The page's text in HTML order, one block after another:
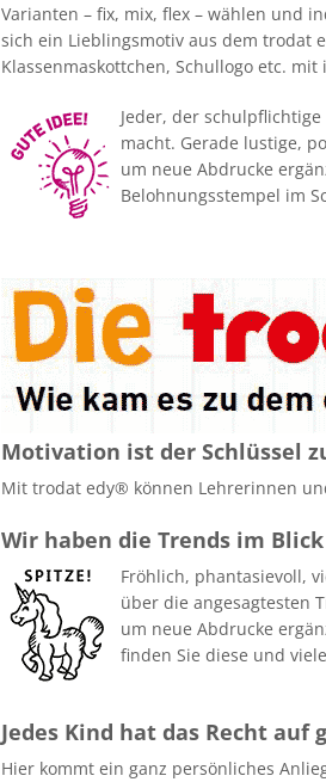
Varianten – fix, mix, flex – wählen und
sich ein Lieblingsmotiv aus dem trodat
Klassenmaskottchen, Schullogo etc.
Jeder, der
macht. Gerade lustige,
um neue Abdrucke
Belohnungsstempel im
Motivation ist der Schlüssel
Mit trodat edy® können Lehrerinnen
Wir haben die Trends im Blick
Fröhlich, phantasievoll,
über die angesagtesten
um neue Abdrucke
finden Sie diese und
Jedes Kind hat das Recht auf
Hier kommt ein ganz persönliches